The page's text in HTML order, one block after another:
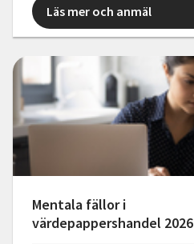
Läs mer och anmäl
Mentala fällor i
värdepappershandel 2026